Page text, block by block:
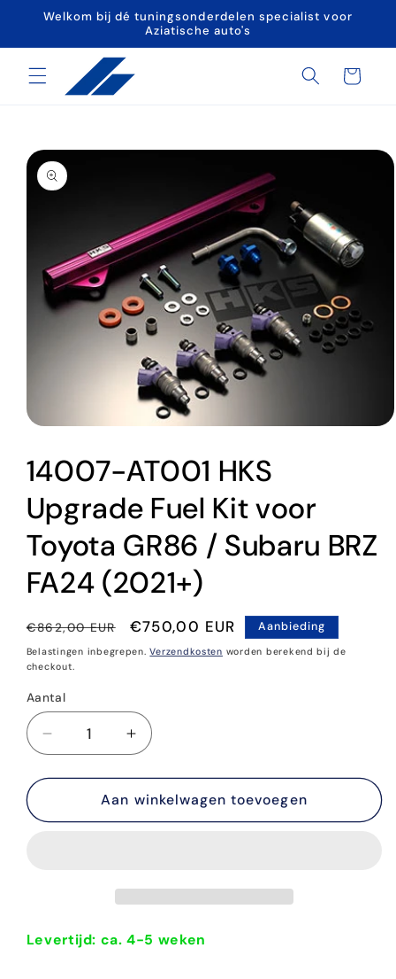
naar de
Welkom bij dé tuningsonderdelen specialist voor
Aziatische auto's
Winkelwagen
direct naar
openen
modaal
14007-AT001 HKS
Upgrade Fuel Kit voor
Toyota GR86 / Subaru BRZ
FA24 (2021+)
Normale
prijs
€862,00 EUR Aanbiedingsprijs
€750,00 EUR Aanbieding
Belastingen inbegrepen.Verzendkosten worden berekend bij de
checkout.
Aantal
Aantal
Aantal
verlagen
voor
AT001
Toyota
Aantal
verhogen
voor
14007-
AT001
Toyota
Aan winkelwagen toevoegen
Levertijd: ca. 4-5 weken